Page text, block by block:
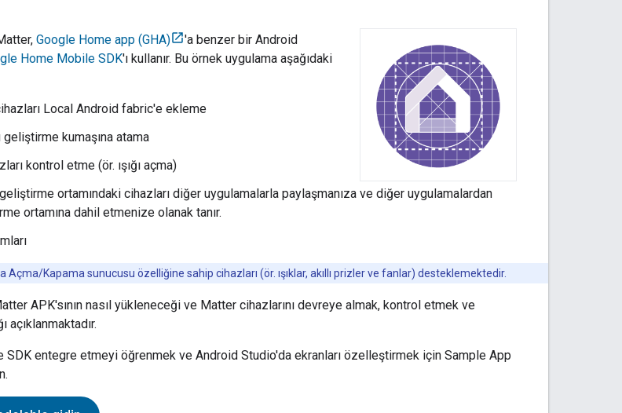
, Google Home app (GHA)
'a benzer bir Android
Home Mobile SDK'ı kullanır. Bu örnek uygulama aşağıdaki
Local Android fabric'e ekleme
geliştirme kumaşına atama
kontrol etme (ör. ışığı açma)
ortamındaki cihazları diğer uygulamalarla paylaşmanıza ve diğer uygulamalardan
ortamına dahil etmenize olanak tanır.
Açma/Kapama sunucusu özelliğine sahip cihazları (ör. ışıklar, akıllı prizler ve fanlar) desteklemektedir.
APK'sının nasıl yükleneceği ve Matter cihazlarını devreye almak, kontrol etmek ve
açıklanmaktadır.
SDK entegre etmeyi öğrenmek ve Android Studio'da ekranları özelleştirmek için Sample App